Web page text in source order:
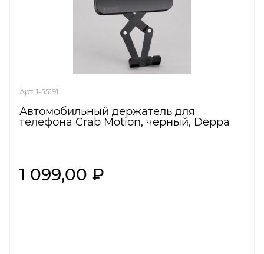
Арт. 1-55191
Автомобильный держатель для
телефона Crab Motion, черный, Deppa
1 099,00 ₽